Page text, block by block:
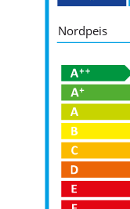
Nordpeis